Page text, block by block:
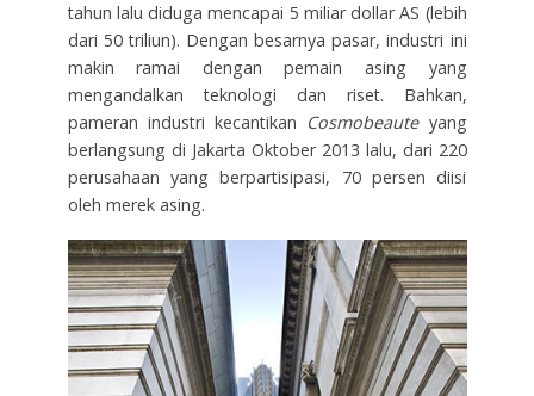
tahun lalu diduga mencapai 5 miliar dollar AS (lebih
dari 50 triliun). Dengan besarnya pasar, industri ini
makin ramai dengan pemain asing yang
mengandalkan teknologi dan riset. Bahkan,
pameran industri kecantikan Cosmobeauteyang
berlangsung di Jakarta Oktober 2013 lalu, dari 220
perusahaan yang berpartisipasi, 70 persen diisi
oleh merek asing.